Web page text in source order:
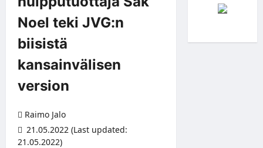
Noel teki JVG:n
biisistä
kansainvälisen
version
Raimo Jalo
21.05.2022 (Last updated:
21.05.2022)